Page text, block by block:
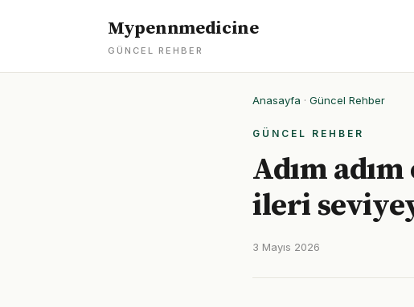
Mypennmedicine
GÜNCEL REHBER
Anasayfa · Güncel Rehber
GÜNCEL REHBER
Adım
ileri
3 Mayıs 2026